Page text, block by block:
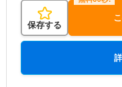
保存する